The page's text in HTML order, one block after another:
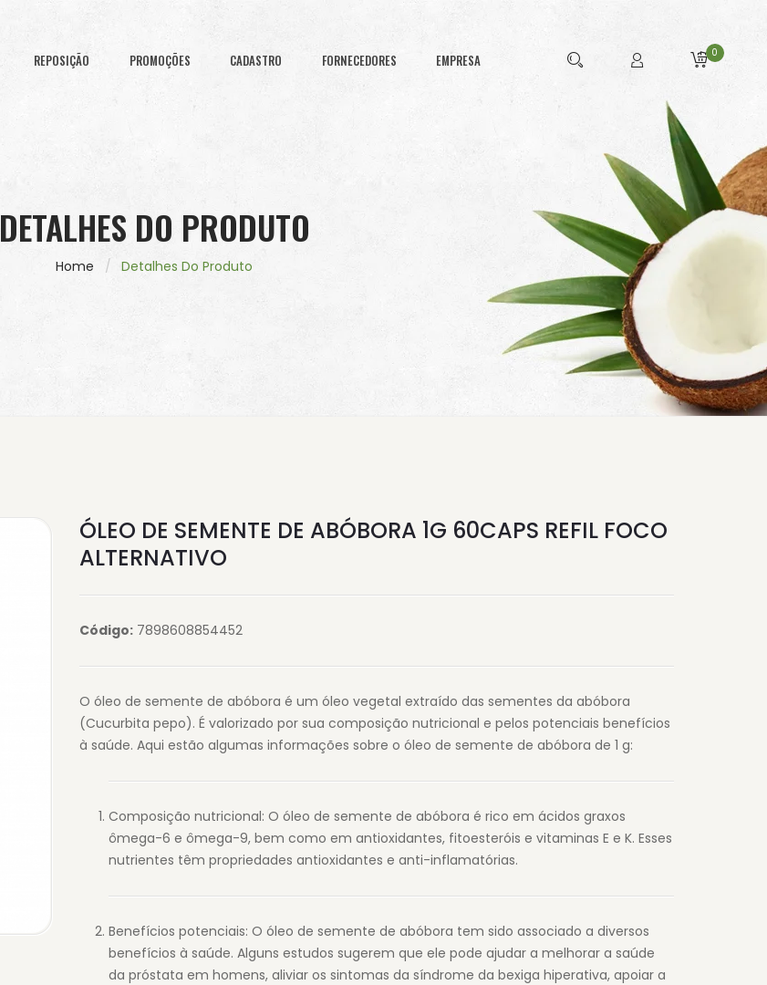
REPOSIÇÃO PROMOÇÕES CADASTRO FORNECEDORES EMPRESA 0
DETALHES DO PRODUTO
Home Detalhes Do Produto
ÓLEO DE SEMENTE DE ABÓBORA 1G 60CAPS REFIL FOCO
ALTERNATIVO
Código:7898608854452
O óleo de semente de abóbora é um óleo vegetal extraído das sementes da abóbora
(Cucurbita pepo). É valorizado por sua composição nutricional e pelos potenciais benefícios
à saúde. Aqui estão algumas informações sobre o óleo de semente de abóbora de 1 g:
Composição nutricional: O óleo de semente de abóbora é rico em ácidos graxos
ômega-6 e ômega-9, bem como em antioxidantes, fitoesteróis e vitaminas E e K. Esses
nutrientes têm propriedades antioxidantes e anti-inflamatórias.
Benefícios potenciais: O óleo de semente de abóbora tem sido associado a diversos
benefícios à saúde. Alguns estudos sugerem que ele pode ajudar a melhorar a saúde
da próstata em homens, aliviar os sintomas da síndrome da bexiga hiperativa, apoiar a